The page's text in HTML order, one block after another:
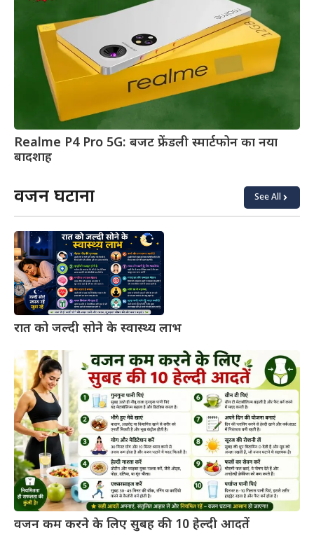
Realme P4 Pro 5G: बजट फ्रेंडली स्मार्टफोन का नया
बादशाह
वजन घटाना See All
रात को जल्दी सोने के स्वास्थ्य लाभ
वजन कम करने के लिए सुबह की 10 हेल्दी आदतें